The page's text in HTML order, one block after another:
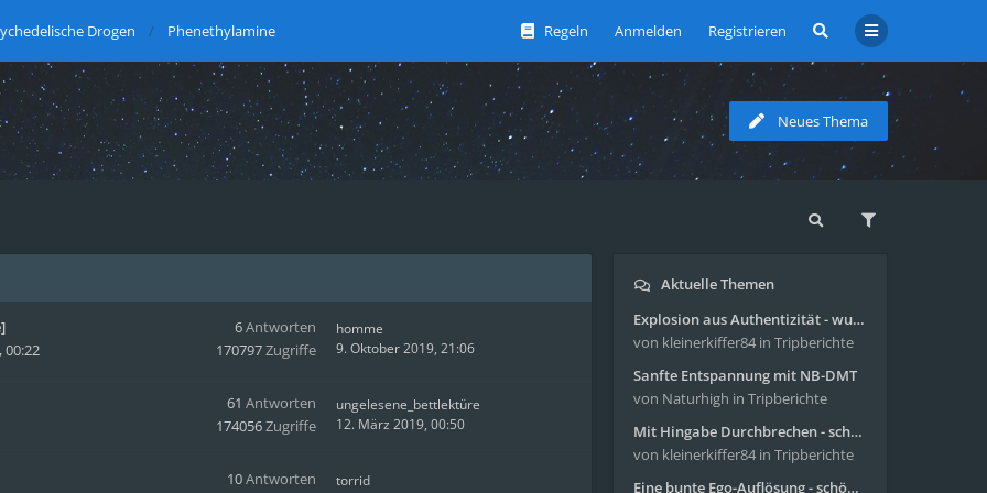
Regeln Anmelden Registrieren
Drogen Phenethylamine
Neues Thema
00:22
6Antworten
170797Zugriffe
homme
9. Oktober 2019, 21:06
61 Antworten
174056Zugriffe
ungelesene_bettlektüre
12. März 2019, 00:50
10Antworten
torrid
Aktuelle Themen
Explosion aus Authentizität - wunderbare Reise mit 4g Pilze
von kleinerkiffer84 in Tripberichte
Sanfte Entspannung mit NB-DMT
von Naturhigh in Tripberichte
Mit Hingabe Durchbrechen - schöne Reise mit 4g Pilze
von kleinerkiffer84 in Tripberichte
Eine bunte Ego-Auflösung - schöne Reise mit 4-AcO-DMT